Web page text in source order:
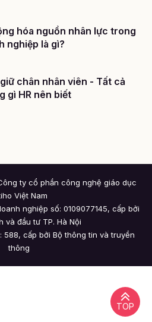
hóa nguồn nhân lực trong
nghiệp là gì?
chân nhân viên - Tất cả
gì HR nên biết
TOP
ty cổ phần công nghệ giáo dục
Việt Nam
nghiệp số: 0109077145, cấp bởi
và đầu tư TP. Hà Nội
588, cấp bởi Bộ thông tin và truyền
thông